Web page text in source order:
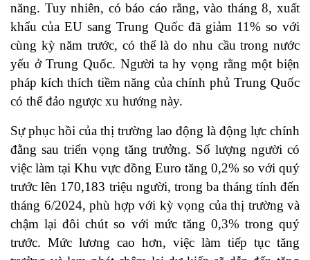
năng. Tuy nhiên, có báo cáo rằng, vào tháng 8, xuất
khẩu của EU sang Trung Quốc đã giảm 11% so với
cùng kỳ năm trước, có thể là do nhu cầu trong nước
yếu ở Trung Quốc. Người ta hy vọng rằng một biện
pháp kích thích tiềm năng của chính phủ Trung Quốc
có thể đảo ngược xu hướng này.
Sự phục hồi của thị trường lao động là động lực chính
đằng sau triển vọng tăng trưởng. Số lượng người có
việc làm tại Khu vực đồng Euro tăng 0,2% so với quý
trước lên 170,183 triệu người, trong ba tháng tính đến
tháng 6/2024, phù hợp với kỳ vọng của thị trường và
chậm lại đôi chút so với mức tăng 0,3% trong quý
trước. Mức lương cao hơn, việc làm tiếp tục tăng